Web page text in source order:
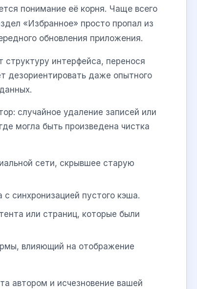
понимание её корня. Чаще всего
«Избранное» просто пропал из
обновления приложения.
структуру интерфейса, перенося
дезориентировать даже опытного
случайное удаление записей или
могла быть произведена чистка
сети, скрывшее старую
с синхронизацией пустого кэша.
или страниц, которые были
влияющий на отображение
автором и исчезновение вашей